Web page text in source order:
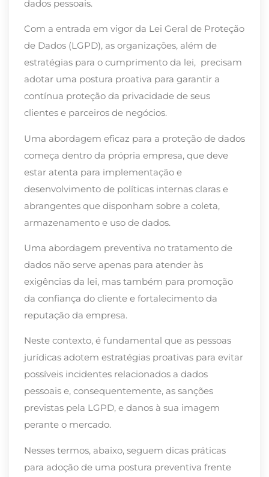
dados pessoais.
Com a entrada em vigor da Lei Geral de Proteção
de Dados (LGPD), as organizações, além de
estratégias para o cumprimento da lei, precisam
adotar uma postura proativa para garantir a
contínua proteção da privacidade de seus
clientes e parceiros de negócios.
Uma abordagem eficaz para a proteção de dados
começa dentro da própria empresa, que deve
estar atenta para implementação e
desenvolvimento de políticas internas claras e
abrangentes que disponham sobre a coleta,
armazenamento e uso de dados.
Uma abordagem preventiva no tratamento de
dados não serve apenas para atender às
exigências da lei, mas também para promoção
da confiança do cliente e fortalecimento da
reputação da empresa.
Neste contexto, é fundamental que as pessoas
jurídicas adotem estratégias proativas para evitar
possíveis incidentes relacionados a dados
pessoais e, consequentemente, as sanções
previstas pela LGPD, e danos à sua imagem
perante o mercado.
Nesses termos, abaixo, seguem dicas práticas
para adoção de uma postura preventiva frente